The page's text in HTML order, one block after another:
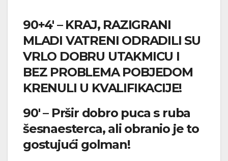
90+4′ – KRAJ, RAZIGRANI
MLADI VATRENI ODRADILI SU
VRLO DOBRU UTAKMICU I
BEZ PROBLEMA POBJEDOM
KRENULI U KVALIFIKACIJE!
90′ – Pršir dobro puca s ruba
šesnaesterca, ali obranio je to
gostujući golman!